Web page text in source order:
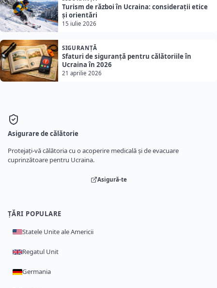
Turism de război în Ucraina: considerații etice
și orientări
15 iulie 2026
SIGURANȚĂ
Sfaturi de siguranță pentru călătoriile în
Ucraina în 2026
21 aprilie 2026
Asigurare de călătorie
Protejați-vă călătoria cu o acoperire medicală și de evacuare
cuprinzătoare pentru Ucraina.
Asigură-te
ȚĂRI POPULARE
Statele Unite ale Americii
Regatul Unit
Germania